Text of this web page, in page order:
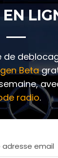
EN
Beta
radio.
adresse email